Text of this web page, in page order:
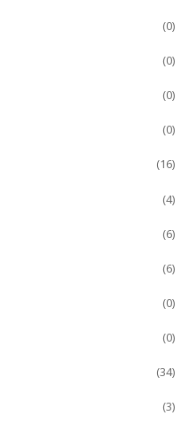
(0)
(0)
(0)
(0)
(16)
(4)
(6)
(6)
(0)
(0)
(34)
(3)